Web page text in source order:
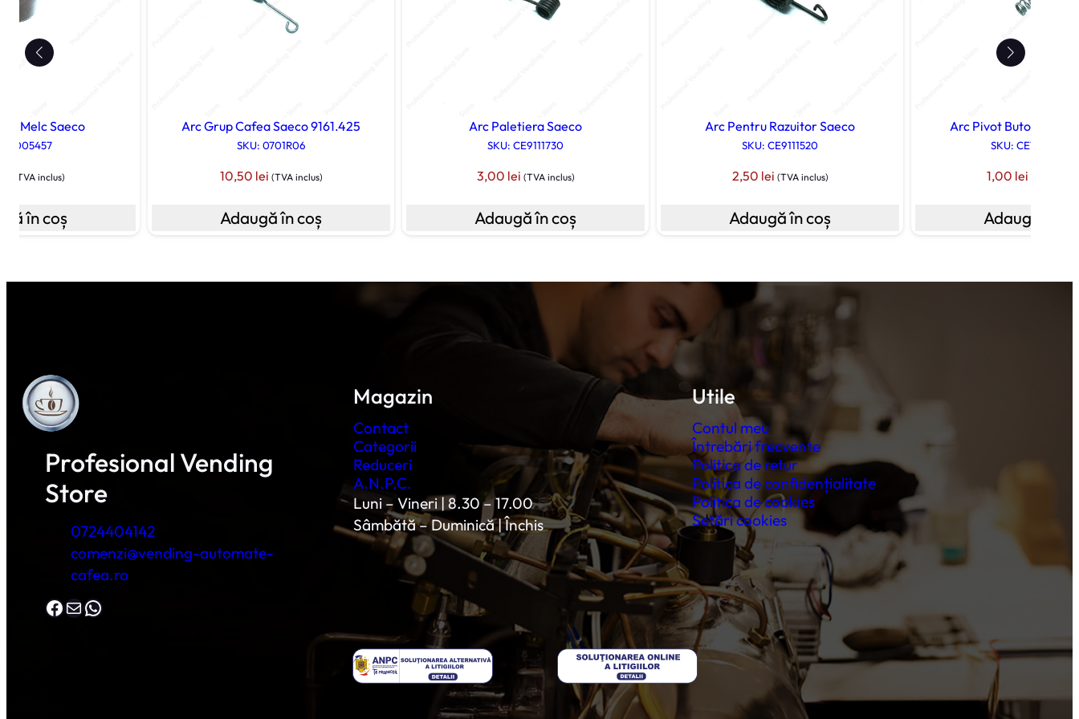
c
Melc Saeco
11005457
(TVA inclus)
în coș
Arc Grup Cafea Saeco 9161.425
SKU: 0701R06
10,50 lei (TVA inclus)
Adaugă în coș
Arc Paletiera Saeco
SKU: CE9111730
3,00 lei (TVA inclus)
Adaugă în coș
Arc Pentru Razuitor Saeco
SKU: CE9111520
2,50 lei (TVA inclus)
Adaugă în coș
Arc Pivot Buton ( H=19
SKU: CE126769118
1,00 lei
Adaugă în
Profesional Vending
Store
0724404142
comenzi@vending-automate-
cafea.ro
Facebook Mail WhatsApp
Magazin
Contact
Categorii
Reduceri
A.N.P.C.
Luni – Vineri | 8.30 – 17.00
Sâmbătă – Duminică | Închis
Utile
Contul meu
Întrebări frecvente
Politica de retur
Politica de confidențialitate
Politica de cookies
Setări cookies